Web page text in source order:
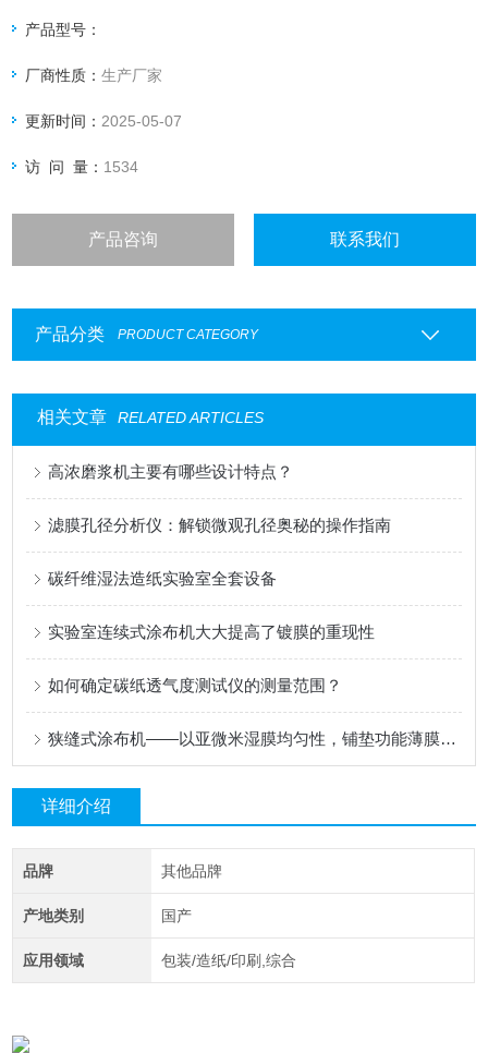
TAPPIT248所规定的实验标准。
产品型号：
厂商性质：生产厂家
更新时间： 2025-05-07
访 问 量： 1534
产品咨询 联系我们
产品分类 PRODUCT CATEGORY
相关文章 RELATED ARTICLES
高浓磨浆机主要有哪些设计特点？
滤膜孔径分析仪：解锁微观孔径奥秘的操作指南
碳纤维湿法造纸实验室全套设备
实验室连续式涂布机大大提高了镀膜的重现性
如何确定碳纸透气度测试仪的测量范围？
狭缝式涂布机——以亚微米湿膜均匀性，铺垫功能薄膜的性能基石
详细介绍
品牌 其他品牌
产地类别 国产
应用领域 包装/造纸/印刷,综合